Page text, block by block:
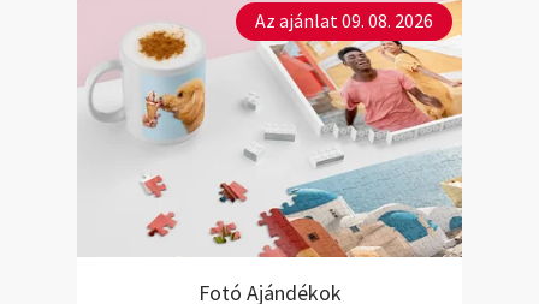
Az ajánlat 09. 08. 2026
Fotó Ajándékok